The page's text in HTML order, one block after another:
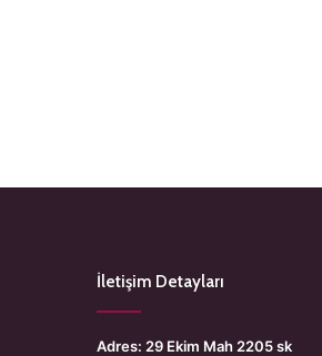
İletişim Detayları
Adres: 29 Ekim Mah 2205 sk